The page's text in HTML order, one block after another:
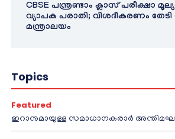
CBSE പന്ത്രണ്ടാം ക്ലാസ് പരീക്ഷാ
വ്യാപക പരാതി; വിശദീകരണം തേടി
മന്ത്രാലയം
Topics
Featured
ഇറാനുമായുള്ള സമാധാനകരാർ